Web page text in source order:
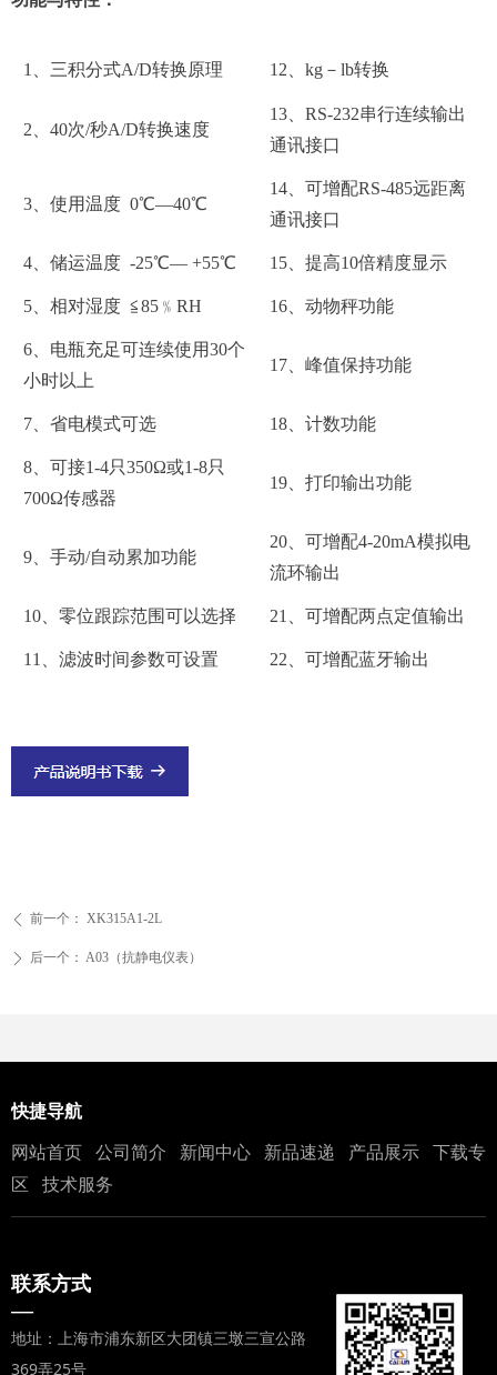
1、三积分式A/D转换原理 12、kg－lb转换
2、40次/秒A/D转换速度
13、RS-232串行连续输出
通讯接口
3、使用温度 0℃—40℃
14、可增配RS-485远距离
通讯接口
4、储运温度 -25℃— +55℃ 15、提高10倍精度显示
5、相对湿度 ≦85﹪RH 16、动物秤功能
6、电瓶充足可连续使用30个
小时以上
17、峰值保持功能
7、省电模式可选 18、计数功能
8、可接1-4只350Ω或1-8只
700Ω传感器
19、打印输出功能
9、手动/自动累加功能
20、可增配4-20mA模拟电
流环输出
10、零位跟踪范围可以选择 21、可增配两点定值输出
11、滤波时间参数可设置 22、可增配蓝牙输出
ꄴ 前一个： XK315A1-2L
ꄲ 后一个： A03（抗静电仪表）
快捷导航
网站首页 公司简介 新闻中心 新品速递 产品展示
下载专
区
技术服务
联系方式
—
地址：上海市浦东新区大团镇三墩三宣公路
369弄25号